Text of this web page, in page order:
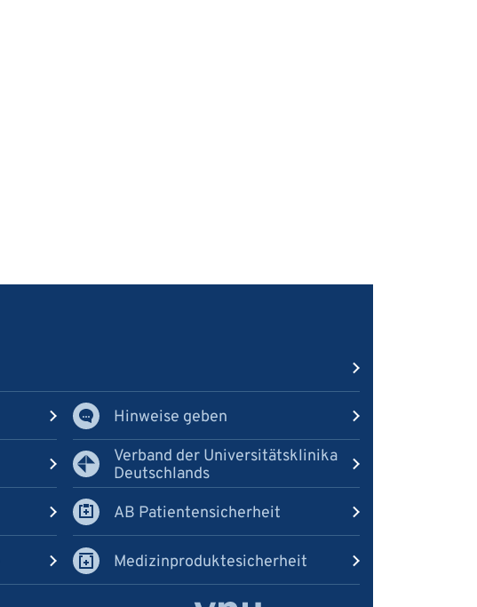
Hinweise geben
Verband der Universitätsklinika
Deutschlands
AB Patientensicherheit
Medizinproduktesicherheit